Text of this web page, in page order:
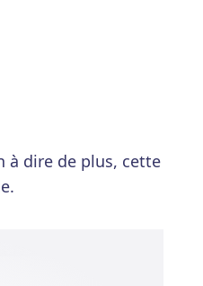
à dire de plus, cette